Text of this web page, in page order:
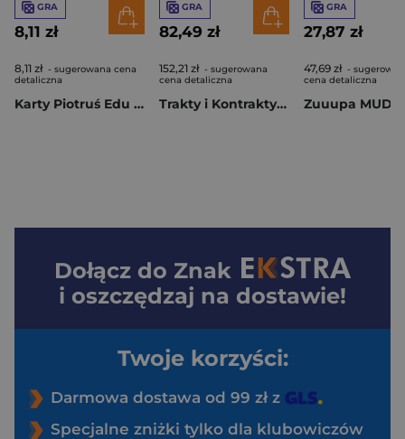
GRA
8,11 zł
8,11 zł - sugerowana cena
detaliczna
Karty Piotruś Edu rebusy kosmos
GRA
82,49 zł
152,21 zł - sugerowana
cena detaliczna
Trakty i Kontrakty MUDUKO
GRA
27,87 zł
47,69 zł -
cena detaliczna
Zuuupa
Dołącz do Znak
i oszczędzaj na dostawie!
Twoje korzyści:
Darmowa dostawa od 99 zł z
Specjalne zniżki tylko dla klubowiczów